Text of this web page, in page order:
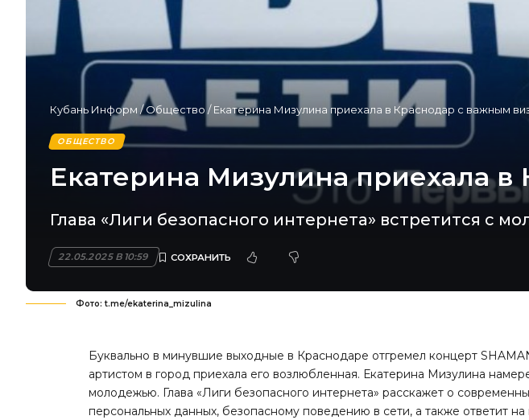
Кубань Информ/Общество /Екатерина Мизулина приехала в Краснодар с важным
ОБЩЕСТВО
Екатерина Мизулина приехала
Глава «Лиги безопасного интернета» встретится с
22.05.2025 В 10:59
Фото: t.me/ekaterina_mizulina
Буквально в минувшие выходные в Краснодаре отгремел концерт
артистом в город приехала его возлюбленная. Екатерина Мизулина
молодежью. Глава «Лиги безопасного интернета» расскажет о
персональных данных, безопасному поведению в сети, а также ответит на